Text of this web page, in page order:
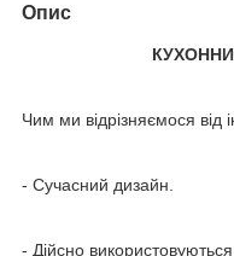
Опис
Чим ми відрізняємося від
- Сучасний дизайн.
- Дійсно використовуються